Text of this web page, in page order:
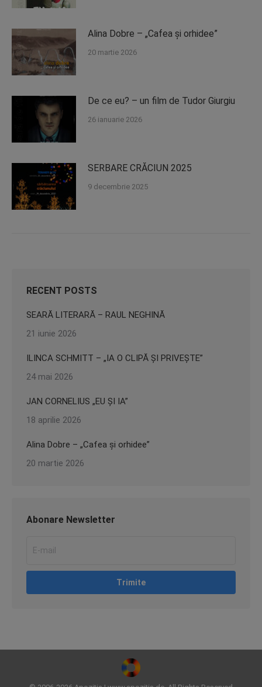
Alina Dobre – „Cafea și orhidee”
20 martie 2026
De ce eu? – un film de Tudor Giurgiu
26 ianuarie 2026
SERBARE CRĂCIUN 2025
9 decembrie 2025
RECENT POSTS
SEARĂ LITERARĂ – RAUL NEGHINĂ
21 iunie 2026
ILINCA SCHMITT – „IA O CLIPĂ ȘI PRIVEȘTE”
24 mai 2026
JAN CORNELIUS „EU ȘI IA”
18 aprilie 2026
Alina Dobre – „Cafea și orhidee”
20 martie 2026
Abonare Newsletter